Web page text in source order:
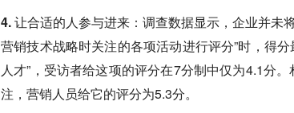
4. 让合适的人参与进来： 调查数据显示，企业并未
营销技术战略时关注的各项活动进行评分”时，得
人才”，受访者给这项的评分在7分制中仅为4.1分
注，营销人员给它的评分为5.3分。